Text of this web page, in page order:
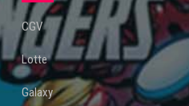
CGV
Lotte
Galaxy